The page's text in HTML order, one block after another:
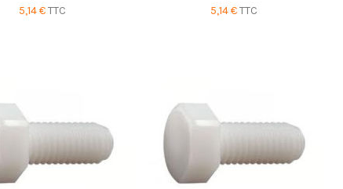
5,14 €TTC
5,14 €TTC